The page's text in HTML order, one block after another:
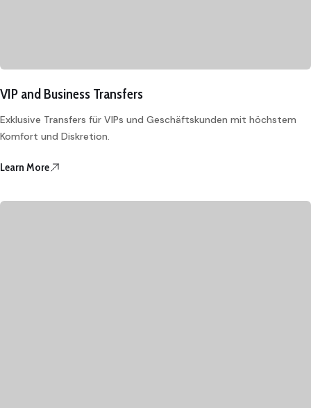
VIP and Business Transfers
Exklusive Transfers für VIPs und Geschäftskunden mit höchstem
Komfort und Diskretion.
Learn More